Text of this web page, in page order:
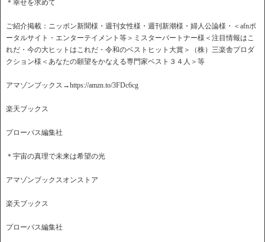
＊幸せを求めて
ご紹介掲載：ニッポン新聞様・週刊女性様・週刊新潮様・婦人公論様・＜afnポ
ータルサイト・エンターテイメント等＞ミスターパートナー様＜注目情報はこ
れだ・今の大ヒットはこれだ・令和のベストヒット大賞＞（株）三楽舎プロダ
クション様＜あなたの願望をかなえる専門家ベスト３４人＞等
アマゾンブックス→https://amzn.to/3FDc6cg
楽天ブックス
プローパス編集社
＊宇宙の真理で未来は希望の光
アマゾンブックスオンストア
楽天ブックス
プローパス編集社